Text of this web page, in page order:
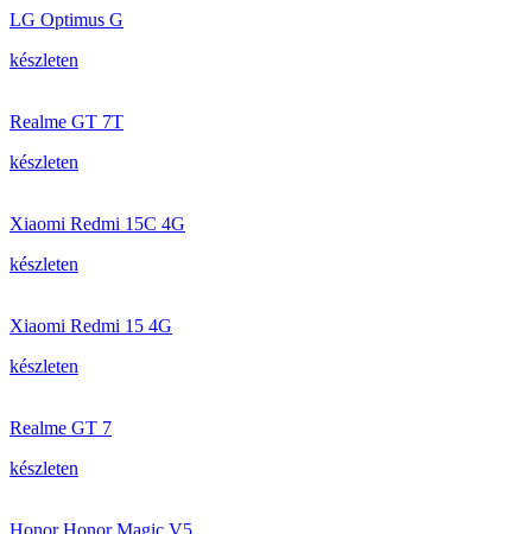
LG Optimus G
készleten
Realme GT 7T
készleten
Xiaomi Redmi 15C 4G
készleten
Xiaomi Redmi 15 4G
készleten
Realme GT 7
készleten
Honor Honor Magic V5